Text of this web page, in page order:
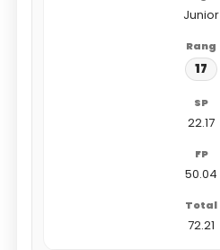
Junior
17
22.17
50.04
72.21